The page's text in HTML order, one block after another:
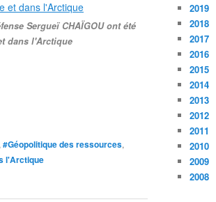
Sergueï CHAÏGOU ont été
dans l'Arctique
#Géopolitique des ressources,
l'Arctique
2019
2018
2017
2016
2015
2014
2013
2012
2011
2010
2009
2008